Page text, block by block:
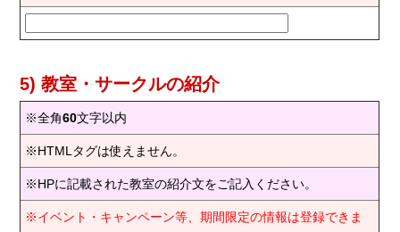
5) 教室・サークルの紹介
※全角60文字以内
※HTMLタグは使えません。
※HPに記載された教室の紹介文をご記入ください。
※イベント・キャンペーン等、期間限定の情報は登録できま